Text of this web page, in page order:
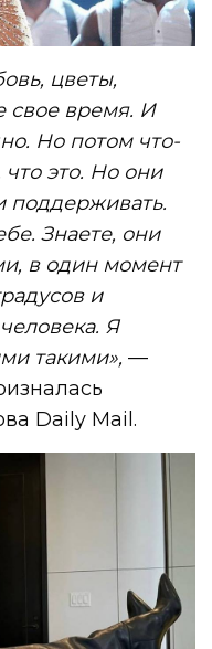
цветы,
свое время. И
Но потом что-
это. Но они
поддерживать.
Знаете, они
в один момент
и
Я
такими», —
Daily Mail.